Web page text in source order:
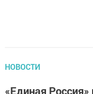
НОВОСТИ
«Единая